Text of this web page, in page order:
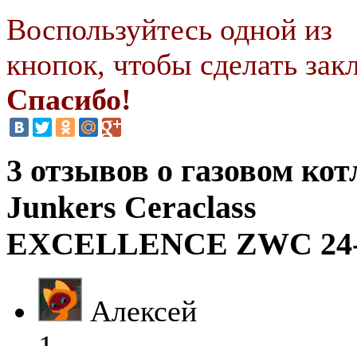
Воспользуйтесь одной из
кнопок, чтобы сделать
Спасибо!
3 отзывов о газовом
Junkers Ceraclass
EXCELLENCE ZWC
Алексей